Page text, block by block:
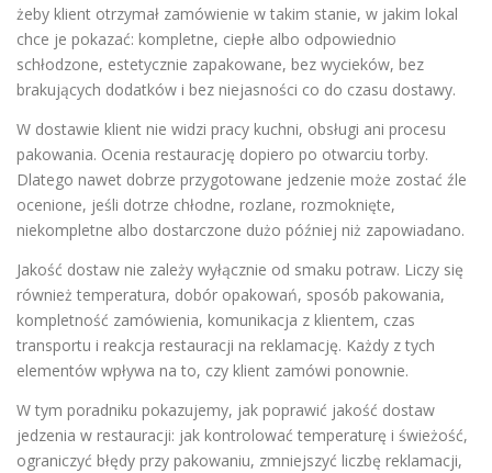
żeby klient otrzymał zamówienie w takim stanie, w jakim lokal
chce je pokazać: kompletne, ciepłe albo odpowiednio
schłodzone, estetycznie zapakowane, bez wycieków, bez
brakujących dodatków i bez niejasności co do czasu dostawy.
W dostawie klient nie widzi pracy kuchni, obsługi ani procesu
pakowania. Ocenia restaurację dopiero po otwarciu torby.
Dlatego nawet dobrze przygotowane jedzenie może zostać źle
ocenione, jeśli dotrze chłodne, rozlane, rozmoknięte,
niekompletne albo dostarczone dużo później niż zapowiadano.
Jakość dostaw nie zależy wyłącznie od smaku potraw. Liczy się
również temperatura, dobór opakowań, sposób pakowania,
kompletność zamówienia, komunikacja z klientem, czas
transportu i reakcja restauracji na reklamację. Każdy z tych
elementów wpływa na to, czy klient zamówi ponownie.
W tym poradniku pokazujemy, jak poprawić jakość dostaw
jedzenia w restauracji: jak kontrolować temperaturę i świeżość,
ograniczyć błędy przy pakowaniu, zmniejszyć liczbę reklamacji,